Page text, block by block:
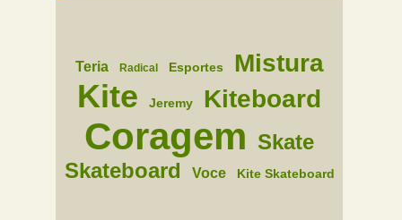
Teria Radical Esportes Mistura
Kite Jeremy Kiteboard
Coragem Skate
Skateboard
Voce Kite Skateboard